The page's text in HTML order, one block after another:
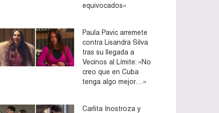
equivocados»
Paula Pavic arremete
contra Lisandra Silva
tras su llegada a
Vecinos al Límite: «No
creo que en Cuba
tenga algo mejor…»
Carlita Inostroza y